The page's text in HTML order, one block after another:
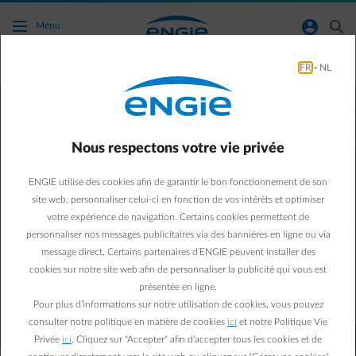
Accéder au contenu principal
Menu normal-account-circle search
Un entretien annuel, en toute
conformité
ENGIE prend soin de votre chaudière pour
une sécurité et une efficacité optimales
Demander un contrat d’entretien
FR - NL
Nous respectons votre vie privée
ENGIE utilise des cookies afin de garantir le bon fonctionnement de son
site web, personnaliser celui-ci en fonction de vos intérêts et optimiser
votre expérience de navigation. Certains cookies permettent de
personnaliser nos messages publicitaires via des bannières en ligne ou via
message direct. Certains partenaires d’ENGIE peuvent installer des
cookies sur notre site web afin de personnaliser la publicité qui vous est
présentée en ligne.
Pour plus d’informations sur notre utilisation de cookies, vous pouvez
consulter notre politique en matière de cookies ici et notre Politique Vie
Privée ici . Cliquez sur "Accepter" afin d’accepter tous les cookies et de